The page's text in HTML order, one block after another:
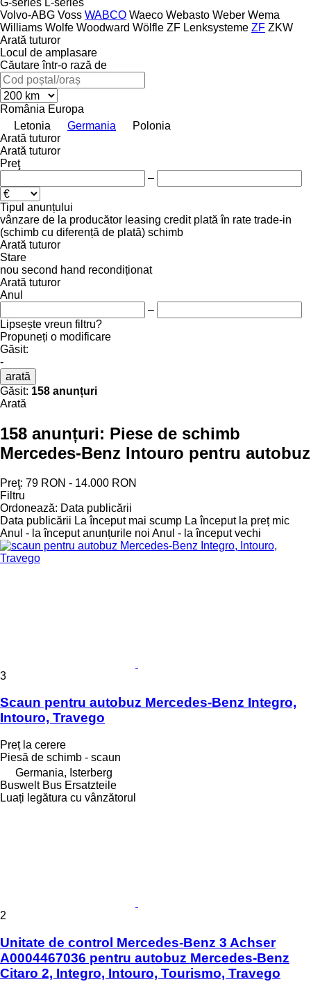
Volvo-ABG Voss WABCO Waeco Webasto Weber Wema
Williams Wolfe Woodward Wölfle ZF Lenksysteme ZF ZKW
Arată tuturor
Locul de amplasare
Căutare într-o rază de
România Europa
Letonia
Germania
Polonia
Arată tuturor
Arată tuturor
Preţ
–
Tipul anunțului
vânzare de la producător leasing credit plată în rate trade-in
(schimb cu diferență de plată) schimb
Arată tuturor
Stare
nou second hand recondiționat
Arată tuturor
Anul
–
Lipsește vreun filtru?
Propuneți o modificare
Găsit:
-
arată
Găsit: 158 anunțuri
Arată
158 anunțuri: Piese de schimb
Mercedes-Benz Intouro pentru autobuz
Preţ: 79 RON - 14.000 RON
Filtru
Ordonează: Data publicării
Data publicării La început mai scump La început la preț mic
Anul - la început anunțurile noi Anul - la început vechi
3
Scaun pentru autobuz Mercedes-Benz Integro,
Intouro, Travego
Preț la cerere
Piesă de schimb - scaun
Germania, Isterberg
Buswelt Bus Ersatzteile
Luați legătura cu vânzătorul
2
Unitate de control Mercedes-Benz 3 Achser
A0004467036 pentru autobuz Mercedes-Benz
Citaro 2, Integro, Intouro, Tourismo, Travego